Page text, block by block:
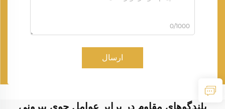
0/1000
ارسال
بلندگوهای مقاوم در برابر عوامل جوی بیرونی